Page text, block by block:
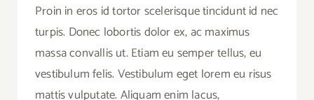
Proin in eros id tortor scelerisque tincidunt id nec
turpis. Donec lobortis dolor ex, ac maximus
massa convallis ut. Etiam eu semper tellus, eu
vestibulum felis. Vestibulum eget lorem eu risus
mattis vulputate. Aliquam enim lacus,